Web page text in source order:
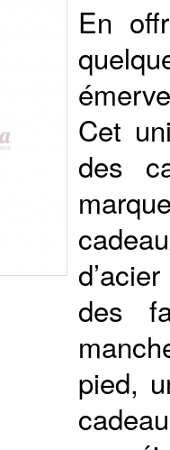
En
Cet
des
des
pied,